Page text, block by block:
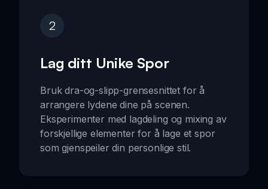
2
Lag ditt Unike Spor
Bruk dra-og-slipp-grensesnittet for å
arrangere lydene dine på scenen.
Eksperimenter med lagdeling og mixing av
forskjellige elementer for å lage et spor
som gjenspeiler din personlige stil.